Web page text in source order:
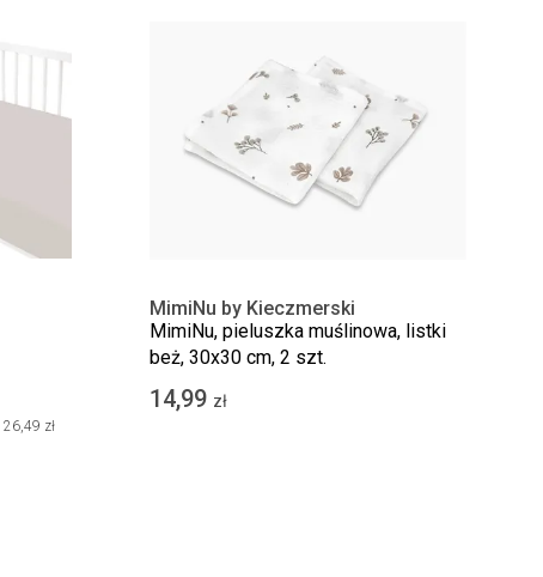
26,49 zł
MimiNu by Kieczmerski
MimiNu, pieluszka muślinowa, listki
beż, 30x30 cm, 2 szt.
14,99 zł